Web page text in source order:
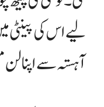
لیے اس کی پینٹی
آہستہ سے اپنا